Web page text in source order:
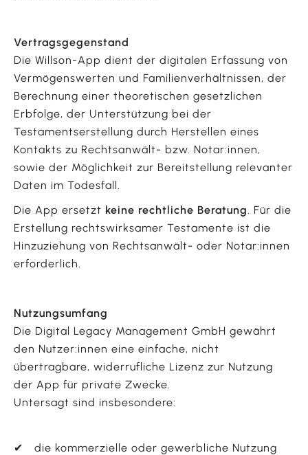
Vertragsgegenstand
Die Willson-App dient der digitalen Erfassung von
Vermögenswerten und Familienverhältnissen, der
Berechnung einer theoretischen gesetzlichen
Erbfolge, der Unterstützung bei der
Testamentserstellung durch Herstellen eines
Kontakts zu Rechtsanwält- bzw. Notar:innen,
sowie der Möglichkeit zur Bereitstellung relevanter
Daten im Todesfall.
Die App ersetzt keine rechtliche Beratung. Für die
Erstellung rechtswirksamer Testamente ist die
Hinzuziehung von Rechtsanwält- oder Notar:innen
erforderlich.
Nutzungsumfang
Die Digital Legacy Management GmbH gewährt
den Nutzer:innen eine einfache, nicht
übertragbare, widerrufliche Lizenz zur Nutzung
der App für private Zwecke.
Untersagt sind insbesondere:
die kommerzielle oder gewerbliche Nutzung